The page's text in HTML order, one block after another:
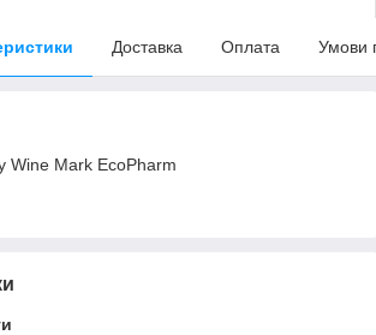
Доставка Оплата Умови
Wine Mark EcoPharm